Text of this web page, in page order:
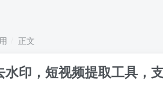
正文
印，短视频提取工具，